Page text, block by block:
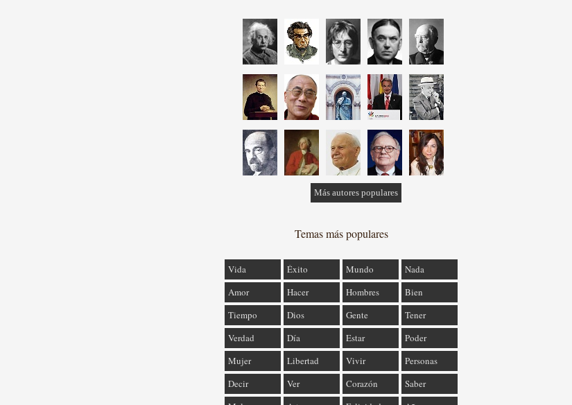
Más autores populares
Temas más populares
Vida Éxito Mundo
Nada
Amor
Hacer Hombres
Bien
Tiempo
Dios Gente
Tener
Verdad
Día Estar
Poder
Mujer
Libertad Vivir
Personas
Decir
Ver Corazón
Saber